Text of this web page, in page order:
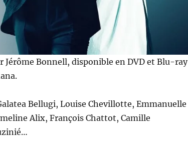
Jérôme Bonnell, disponible en DVD et Blu-ray
Bellugi, Louise Chevillotte, Emmanuelle
Alix, François Chattot, Camille